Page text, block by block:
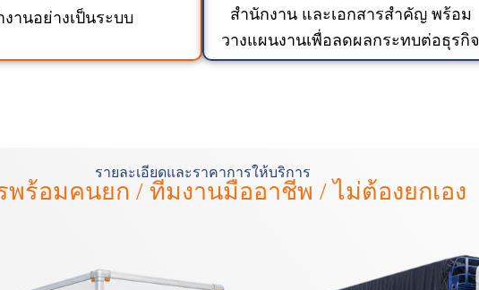
งานอย่างเป็นระบบ
สำนักงาน และเอกสารสำคัญ พร้อม
วางแผนงานเพื่อลดผลกระทบต่อธุรกิจ
รายละเอียดและราคาการให้บริการ
พร้อมคนยก / ทีมงานมืออาชีพ / ไม่ต้องยกเอง